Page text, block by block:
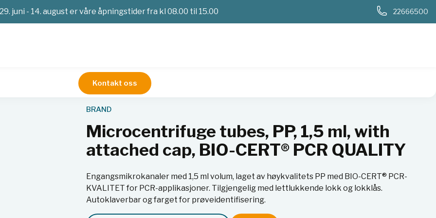
29. juni - 14. august er våre åpningstider fra kl 08.00 til 15.00 22666500
Kontakt oss
Microcentrifuge tubes, PP, 1,5 ml, with attached cap, BIO-CERT® PCR QUALITY
BRAND
Microcentrifuge tubes, PP, 1,5 ml, with
attached cap, BIO-CERT® PCR QUALITY
Engangsmikrokanaler med 1,5 ml volum, laget av høykvalitets PP med BIO-CERT® PCR-
KVALITET for PCR-applikasjoner. Tilgjengelig med lettlukkende lokk og lokklås.
Autoklaverbar og farget for prøveidentifisering.